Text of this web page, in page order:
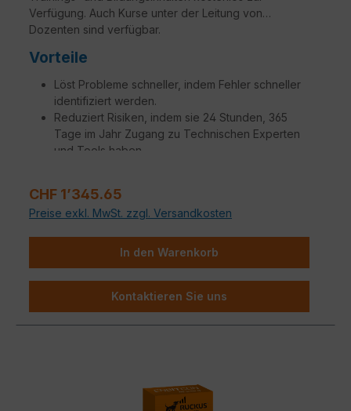
Verfügung. Auch Kurse unter der Leitung von
Dozenten sind verfügbar.
Vorteile
Löst Probleme schneller, indem Fehler schneller
identifiziert werden.
Reduziert Risiken, indem sie 24 Stunden, 365
Tage im Jahr Zugang zu Technischen Experten
und Tools haben.
gerecht zu werden.
Steigerung der Betriebseffizienz, um
Ingenieure produktiver zu machen.
Zusätzliche Aufträge, die auf spezifische
Kundenbedürfnisse zugeschnitten sind, stehen
zur Verfügung.
Verkaufspreis:
CHF 1’345.65
Preise exkl. MwSt. zzgl. Versandkosten
In den Warenkorb
Kontaktieren Sie uns